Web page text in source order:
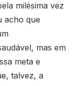
milésima vez
acho que
mas em
meta e
talvez, a